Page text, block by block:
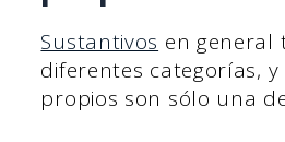
Sustantivos en general
diferentes categorías,
propios son sólo una